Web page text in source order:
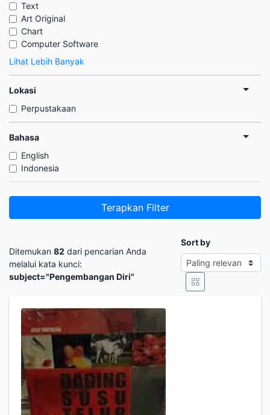
Text
Art Original
Chart
Computer Software
Lihat Lebih Banyak
Lokasi
Perpustakaan
Bahasa
English
Indonesia
Terapkan Filter
Ditemukan 82 dari pencarian Anda
melalui kata kunci:
subject="Pengembangan Diri"
Sort by